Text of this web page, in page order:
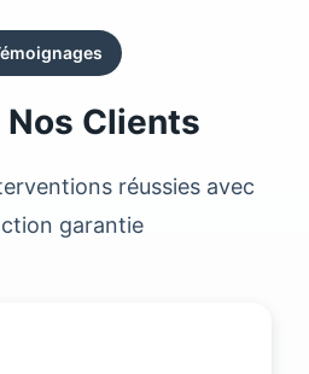
Clients
réussies avec
garantie